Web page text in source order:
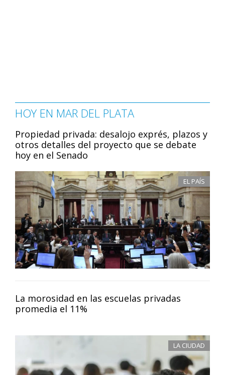
HOY EN MAR DEL PLATA
Propiedad privada: desalojo exprés, plazos y
otros detalles del proyecto que se debate
hoy en el Senado
EL PAÍS
La morosidad en las escuelas privadas
promedia el 11%
LA CIUDAD